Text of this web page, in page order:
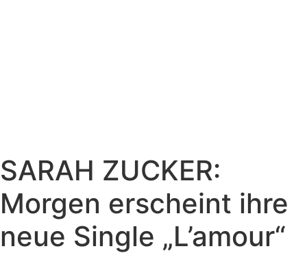
SARAH ZUCKER:
Morgen erscheint ihre
neue Single „L’amour“